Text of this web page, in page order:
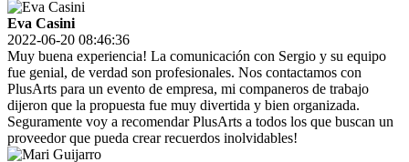
Eva Casini
2022-06-20 08:46:36
Muy buena experiencia! La comunicación con Sergio y su equipo
fue genial, de verdad son profesionales. Nos contactamos con
PlusArts para un evento de empresa, mi companeros de trabajo
dijeron que la propuesta fue muy divertida y bien organizada.
Seguramente voy a recomendar PlusArts a todos los que buscan un
proveedor que pueda crear recuerdos inolvidables!